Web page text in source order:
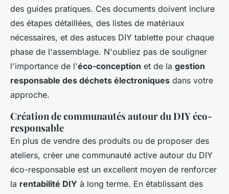
des guides pratiques. Ces documents doivent inclure
des étapes détaillées, des listes de matériaux
nécessaires, et des astuces DIY tablette pour chaque
phase de l'assemblage. N'oubliez pas de souligner
l'importance de l'éco-conception et de la gestion
responsable des déchets électroniques dans votre
approche.
Création de communautés autour du DIY éco-
responsable
En plus de vendre des produits ou de proposer des
ateliers, créer une communauté active autour du DIY
éco-responsable est un excellent moyen de renforcer
la rentabilité DIY à long terme. En établissant des